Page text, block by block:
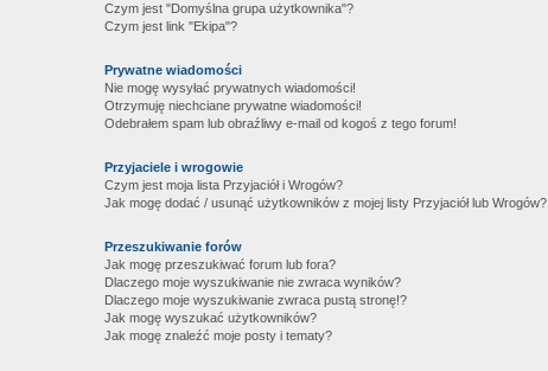
Czym jest "Domyślna grupa użytkownika"?
Czym jest link "Ekipa"?
Prywatne wiadomości
Nie mogę wysyłać prywatnych wiadomości!
Otrzymuję niechciane prywatne wiadomości!
Odebrałem spam lub obraźliwy e-mail od kogoś z tego forum!
Przyjaciele i wrogowie
Czym jest moja lista Przyjaciół i Wrogów?
Jak mogę dodać / usunąć użytkowników z mojej listy Przyjaciół lub Wrogów?
Przeszukiwanie forów
Jak mogę przeszukiwać forum lub fora?
Dlaczego moje wyszukiwanie nie zwraca wyników?
Dlaczego moje wyszukiwanie zwraca pustą stronę!?
Jak mogę wyszukać użytkowników?
Jak mogę znaleźć moje posty i tematy?